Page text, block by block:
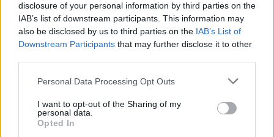
disclosure of your personal information by third parties on the
IAB’s list of downstream participants. This information may
also be disclosed by us to third parties on the IAB’s List of
Downstream Participants that may further disclose it to other
Please note that this website/app uses one or more Google
not limited to your visit or usage behaviour. You may click to
grant or deny consent to Google and its third-party tags to
use your data for below specified purposes in below Google
Personal Data Processing Opt Outs
I want to opt-out of the Sharing of my
personal data.
Opted In